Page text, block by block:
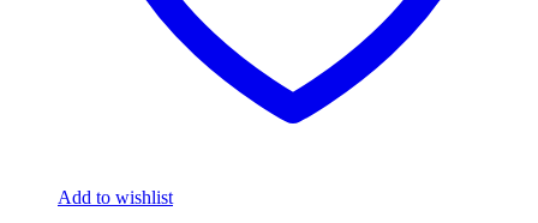
Add to wishlist